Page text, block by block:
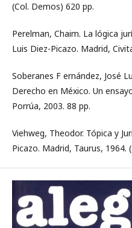
(Col. Demos) 620 pp.
Perelman, Chaim. La lógica
Luis Diez-Picazo. Madrid,
Soberanes F ernández, José
Derecho en México. Un
Porrúa, 2003. 88 pp.
Viehweg, Theodor. Tópica y
Picazo. Madrid, Taurus, 1964.